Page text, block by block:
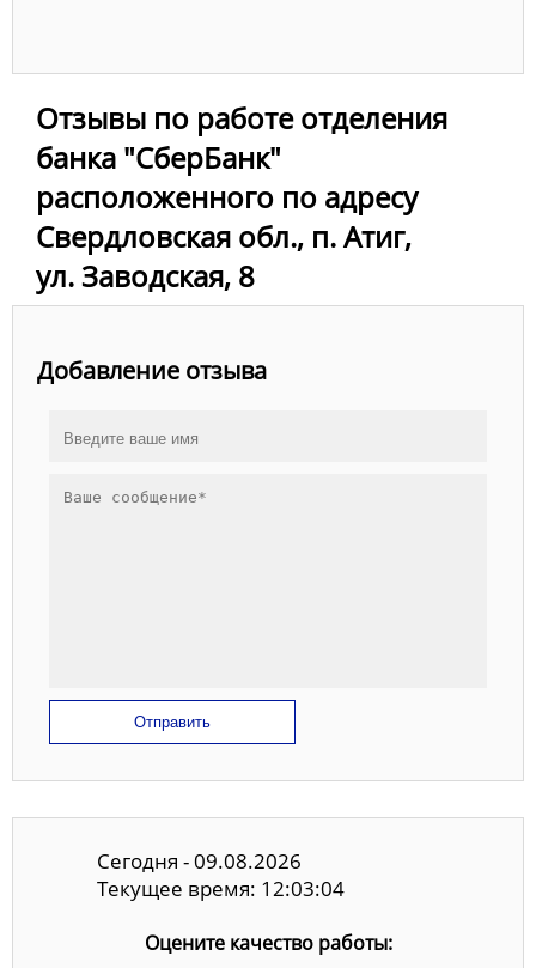
Отзывы по работе отделения
банка "СберБанк"
расположенного по адресу
Свердловская обл., п. Атиг,
ул. Заводская, 8
Добавление отзыва
Отправить
Сегодня - 09.08.2026
Текущее время: 12:03:04
Оцените качество работы: